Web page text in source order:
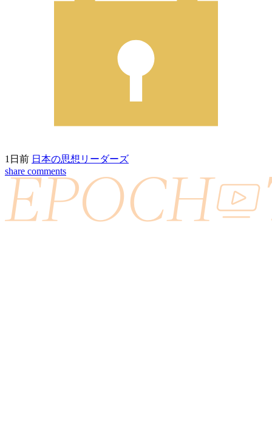
1日前 日本の思想リーダーズ
share comments